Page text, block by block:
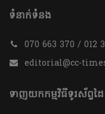
ទំនាក់ទំនង
070 663 370 / 012
editorial@cc-
ទាញយកកម្មវិធីទូរស័ព្ទដៃ